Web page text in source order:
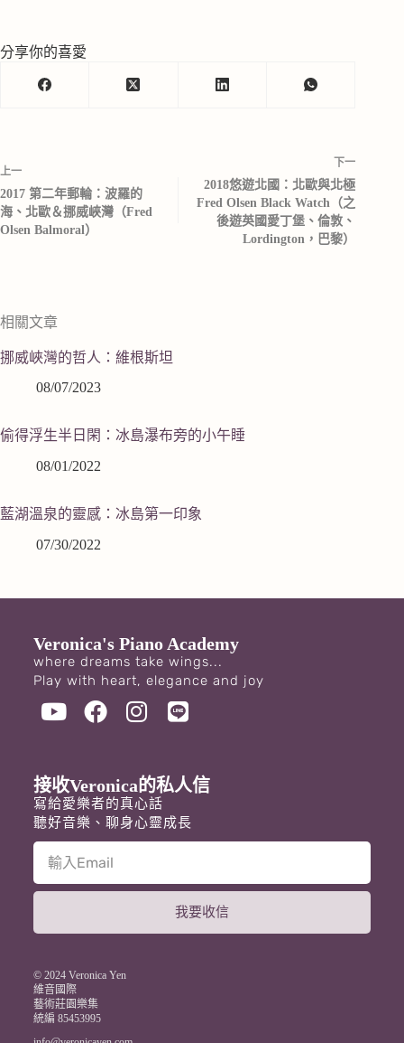
分享你的喜愛
上一
2017 第二年郵輪：波羅的
海、北歐＆挪威峽灣（Fred
Olsen Balmoral）
下一
2018悠遊北國：北歐與北極
Fred Olsen Black Watch（之
後遊英國愛丁堡、倫敦、
Lordington，巴黎）
相關文章
挪威峽灣的哲人：維根斯坦
08/07/2023
偷得浮生半日閑：冰島瀑布旁的小午睡
08/01/2022
藍湖溫泉的靈感：冰島第一印象
07/30/2022
Veronica's Piano Academy
where dreams take wings...
Play with heart, elegance and joy
接收Veronica的私人信
寫給愛樂者的真心話
聽好音樂、聊身心靈成長
我要收信
t
e
r
n
a
© 2024 Veronica Yen
維音國際
藝術莊園樂集
統編 85453995